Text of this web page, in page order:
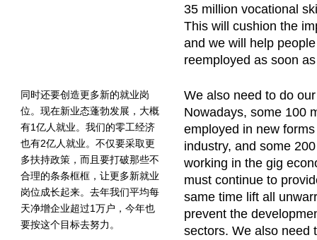
35 million vocational
This will cushion the
and we will help
reemployed as soon
同时还要创造更多新的就业岗
位。现在新业态蓬勃发展，大概
有1亿人就业。我们的零工经济
也有2亿人就业。不仅要采取更
多扶持政策，而且要打破那些不
合理的条条框框，让更多新就业
岗位成长起来。去年我们平均每
天净增企业超过1万户，今年也
要按这个目标去努力。
We also need to do
Nowadays, some 100
employed in new
industry, and some
working in the gig
must continue to
same time lift all
prevent the
sectors. We also need